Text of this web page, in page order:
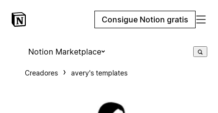
Consigue Notion gratis
Notion Marketplace
Creadores avery's templates